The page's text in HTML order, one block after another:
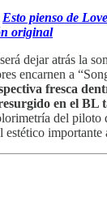
Esto pienso de
original
dejar atrás la
encarnen a
fresca
en el BL
del piloto
estético